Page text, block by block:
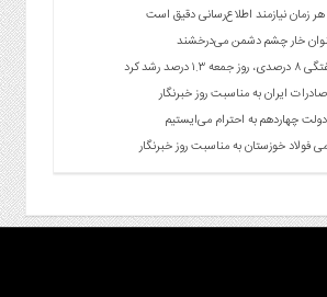
زمان نیازمند اطلاع‌رسانی دقیق است
عنوان خار چشم دشمن می‌درخشند
رشد کرد
ایران به مناسبت روز خبرنگار
دولت چهاردهم به احترام می‌ایستیم
فولاد خوزستان به مناسبت روز خبرنگار